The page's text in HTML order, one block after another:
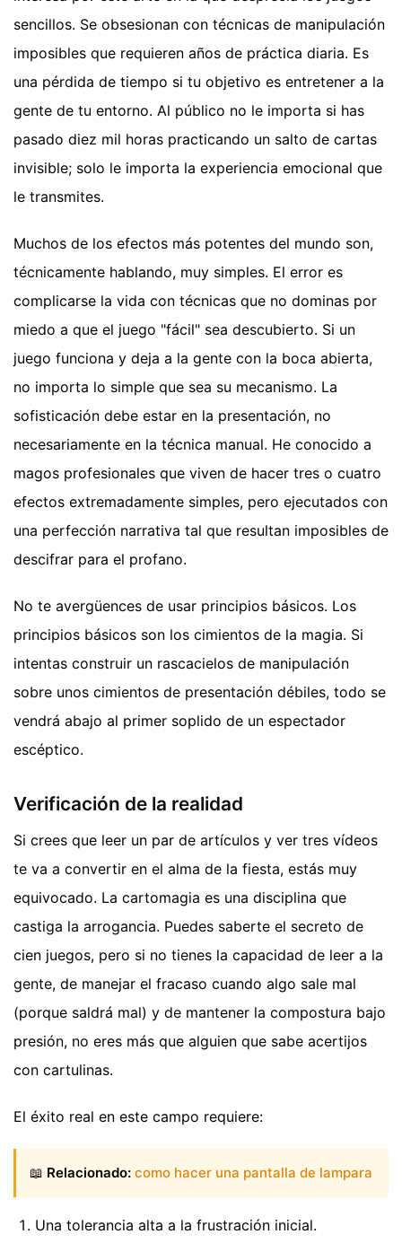
sencillos. Se obsesionan con técnicas de manipulación
imposibles que requieren años de práctica diaria. Es
una pérdida de tiempo si tu objetivo es entretener a la
gente de tu entorno. Al público no le importa si has
pasado diez mil horas practicando un salto de cartas
invisible; solo le importa la experiencia emocional que
le transmites.
Muchos de los efectos más potentes del mundo son,
técnicamente hablando, muy simples. El error es
complicarse la vida con técnicas que no dominas por
miedo a que el juego "fácil" sea descubierto. Si un
juego funciona y deja a la gente con la boca abierta,
no importa lo simple que sea su mecanismo. La
sofisticación debe estar en la presentación, no
necesariamente en la técnica manual. He conocido a
magos profesionales que viven de hacer tres o cuatro
efectos extremadamente simples, pero ejecutados con
una perfección narrativa tal que resultan imposibles de
descifrar para el profano.
No te avergüences de usar principios básicos. Los
principios básicos son los cimientos de la magia. Si
intentas construir un rascacielos de manipulación
sobre unos cimientos de presentación débiles, todo se
vendrá abajo al primer soplido de un espectador
escéptico.
Verificación de la realidad
Si crees que leer un par de artículos y ver tres vídeos
te va a convertir en el alma de la fiesta, estás muy
equivocado. La cartomagia es una disciplina que
castiga la arrogancia. Puedes saberte el secreto de
cien juegos, pero si no tienes la capacidad de leer a la
gente, de manejar el fracaso cuando algo sale mal
(porque saldrá mal) y de mantener la compostura bajo
presión, no eres más que alguien que sabe acertijos
con cartulinas.
El éxito real en este campo requiere:
📖 Relacionado: como hacer una pantalla de lampara
Una tolerancia alta a la frustración inicial.